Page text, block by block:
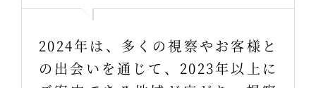
2024年は、多くの視察やお客様と
の出会いを通じて、2023年以上に